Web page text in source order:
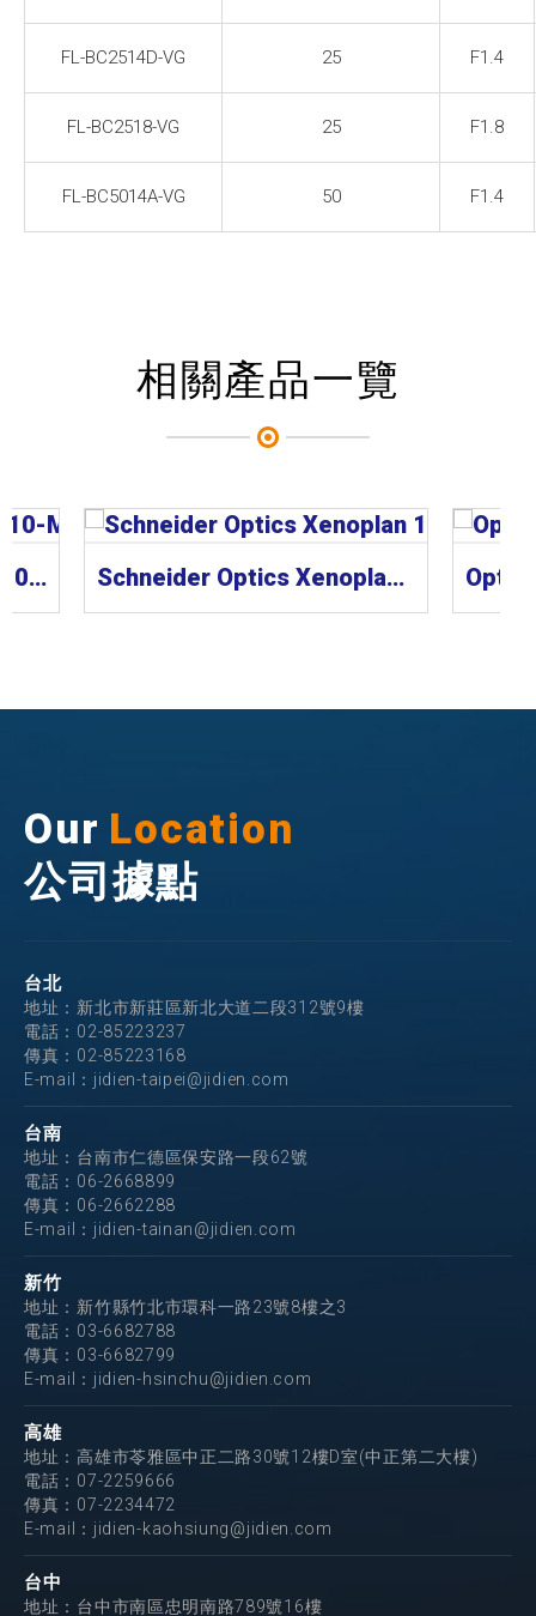
FL-BC2514D-VG 25 F1.4
FL-BC2518-VG 25 F1.8
FL-BC5014A-VG 50 F1.4
相關產品一覽
CCS Lens 工業鏡頭 SE-110-M Series Schneider Optics Xenoplan 1.3” 工業鏡頭
Our Location
公司據點
台北
地址：新北市新莊區新北大道二段312號9樓
電話： 02-85223237
傳真：02-85223168
E-mail： jidien-taipei@jidien.com
台南
地址：台南市仁德區保安路一段62號
電話： 06-2668899
傳真：06-2662288
E-mail： jidien-tainan@jidien.com
新竹
地址：新竹縣竹北市環科一路23號8樓之3
電話： 03-6682788
傳真：03-6682799
E-mail： jidien-hsinchu@jidien.com
高雄
地址：高雄市苓雅區中正二路30號12樓D室(中正第二大樓)
電話： 07-2259666
傳真：07-2234472
E-mail： jidien-kaohsiung@jidien.com
台中
地址：台中市南區忠明南路789號16樓